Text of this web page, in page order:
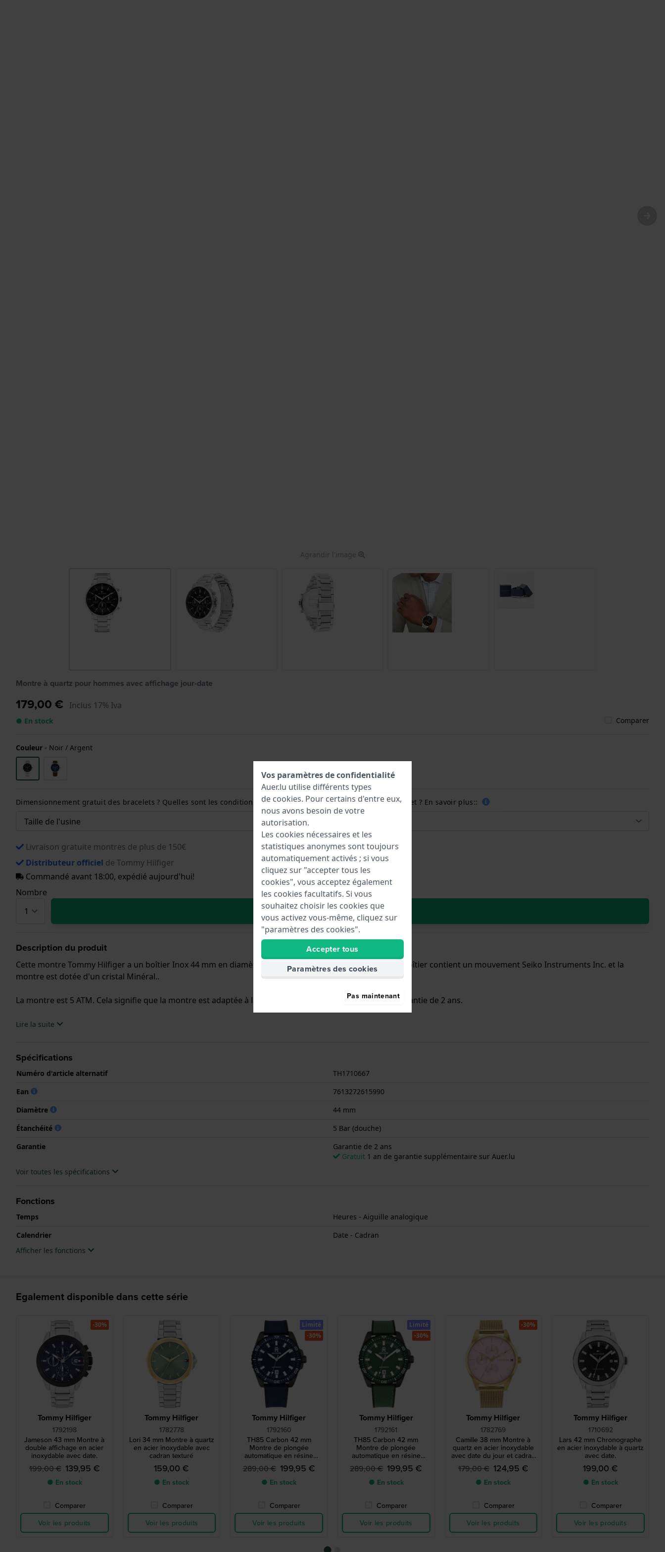
Agrandir l'image
Montre à quartz pour hommes avec affichage jour-date
179,00 € Inclus 17% Iva
● En stock Comparer
Couleur - Noir / Argent
Dimensionnement gratuit des bracelets ? Quelles sont les conditions et comment mesurer la taille de mon poignet ? En savoir plus::
Livraison gratuite montres de plus de 150€
Distributeur officiel de Tommy Hilfiger
Commandé avant 18:00, expédié aujourd'hui!
Nombre
Dans le Panier
Description du produit
Cette montre Tommy Hilfiger a un boîtier Inox 44 mm en diamètre et est équipée d'un bracelet Inox. Le boîtier contient un mouvement Seiko Instruments Inc. et la
montre est dotée d'un cristal Minéral..
La montre est 5 ATM. Cela signifie que la montre est adaptée à la douche. La montre est livrée avec la Garantie de 2 ans.
.Lire la suite
Spécifications
Numéro d'article alternatif
TH1710667
Ean
7613272615990
Diamètre
44 mm
Étanchéité
5 Bar (douche)
Garantie
Garantie de 2 ans
Gratuit 1 an de garantie supplémentaire sur Auer.lu
Voir toutes les spécifications
Fonctions
Temps
Heures - Aiguille analogique
Calendrier
Date - Cadran
Afficher les fonctions
Egalement disponible dans cette série
Tommy Hilfiger
1792198
Jameson 43 mm Montre à
double affichage en acier
inoxydable avec date.
199,00 € 139,95 €
● En stock
Comparer
Voir les produits
-30%
Tommy Hilfiger
1782778
Lori 34 mm Montre à quartz
en acier inoxydable avec
cadran texturé
159,00 €
● En stock
Comparer
Voir les produits
Tommy Hilfiger
1792160
TH85 Carbon 42 mm
Montre de plongée
automatique en résine
renforcée de carbone,
édition limitée
289,00 € 199,95 €
● En stock
Comparer
Voir les produits
Limité
-30%
Tommy Hilfiger
1792161
TH85 Carbon 42 mm
Montre de plongée
automatique en résine
renforcée de carbone,
édition limitée
289,00 € 199,95 €
● En stock
Comparer
Voir les produits
Limité
-30%
Tommy Hilfiger
1782769
Camille 38 mm Montre à
quartz en acier inoxydable
avec date du jour et cadran
24h
179,00 € 124,95 €
● En stock
Comparer
Voir les produits
-30%
Tommy Hilfiger
1710692
Lars 42 mm Chronographe
en acier inoxydable à quartz
avec date.
199,00 €
● En stock
Comparer
Voir les produits
Vos paramètres de confidentialité
Auer.lu utilise différents types
de cookies. Pour certains d'entre eux,
nous avons besoin de votre
autorisation.
Les cookies nécessaires et les
statistiques anonymes sont toujours
automatiquement activés ; si vous
cliquez sur "accepter tous les
cookies", vous acceptez également
les cookies facultatifs. Si vous
souhaitez choisir les cookies que
vous activez vous-même, cliquez sur
"paramètres des cookies".
Accepter tous
Paramètres des cookies
Pas maintenant